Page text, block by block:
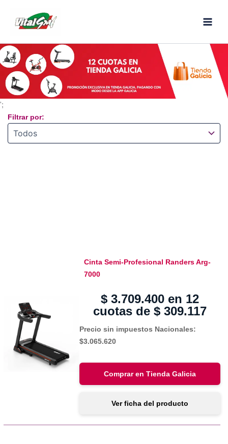
contenido
';
Filtrar por:
Cinta Semi-Profesional Randers Arg-
7000
$ 3.709.400 en 12
cuotas de$ 309.117
Precio sin impuestos Nacionales:
$3.065.620
Comprar en Tienda Galicia
Ver ficha del producto